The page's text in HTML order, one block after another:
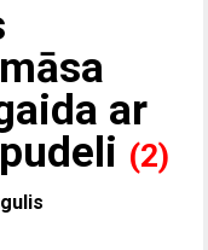
ar
(2)